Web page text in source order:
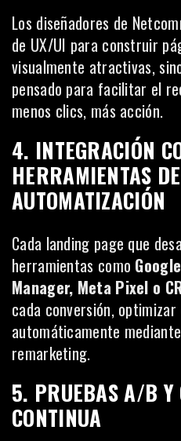
Los diseñadores de
de UX/UI para construir
visualmente atractivas,
pensado para facilitar el
menos clics, más acción.
4. INTEGRACIÓN
HERRAMIENTAS
AUTOMATIZACIÓN
Cada landing page que
herramientas como
Manager, Meta Pixel o
cada conversión,
automáticamente
remarketing.
5. PRUEBAS A/B Y
CONTINUA